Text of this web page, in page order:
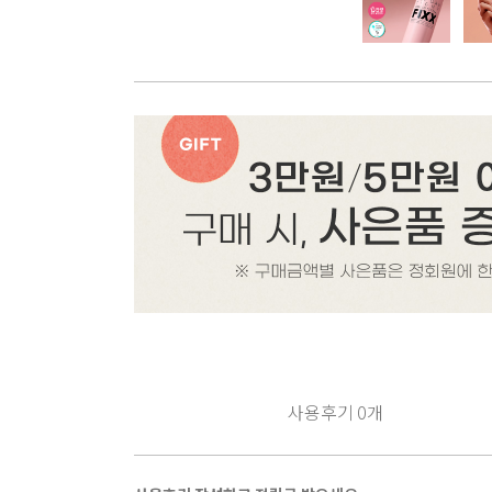
사용후기 0개